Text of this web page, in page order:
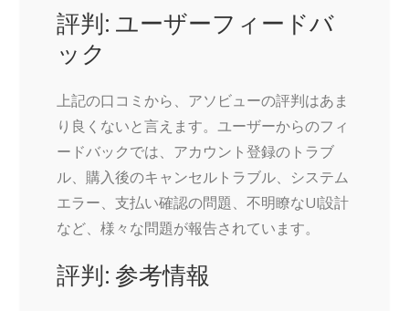
評判: ユーザーフィードバ
ック
上記の口コミから、アソビューの評判はあま
り良くないと言えます。ユーザーからのフィ
ードバックでは、アカウント登録のトラブ
ル、購入後のキャンセルトラブル、システム
エラー、支払い確認の問題、不明瞭なUI設計
など、様々な問題が報告されています。
評判: 参考情報